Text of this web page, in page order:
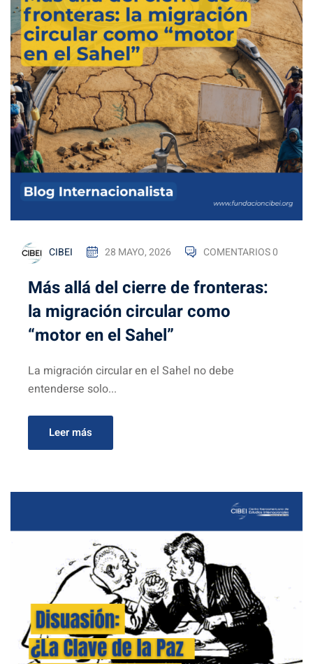
formacion
¿Sueñas
con ser
diplomático
de
carrera?
FAQs
CIBEI 28 MAYO, 2026 COMENTARIOS 0
Más allá del cierre de fronteras:
la migración circular como
“motor en el Sahel”
La migración circular en el Sahel no debe
entenderse solo...
Leer más